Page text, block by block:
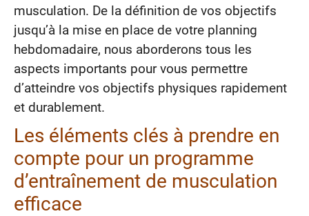
musculation. De la définition de vos objectifs
jusqu’à la mise en place de votre planning
hebdomadaire, nous aborderons tous les
aspects importants pour vous permettre
d’atteindre vos objectifs physiques rapidement
et durablement.
Les éléments clés à prendre en
compte pour un programme
d’entraînement de musculation
efficace